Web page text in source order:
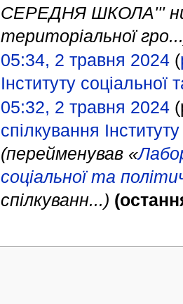
СЕРЕДНЯ ШКОЛА'''
територіальної
05:34, 2 травня 2024(
Інституту соціальної
05:32, 2 травня 2024
спілкування
(перейменував «
соціальної та
спілкуванн...)